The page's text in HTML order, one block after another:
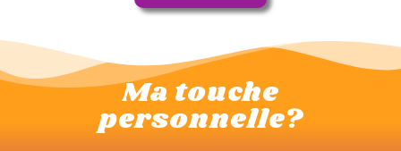
Ma touche
personnelle?